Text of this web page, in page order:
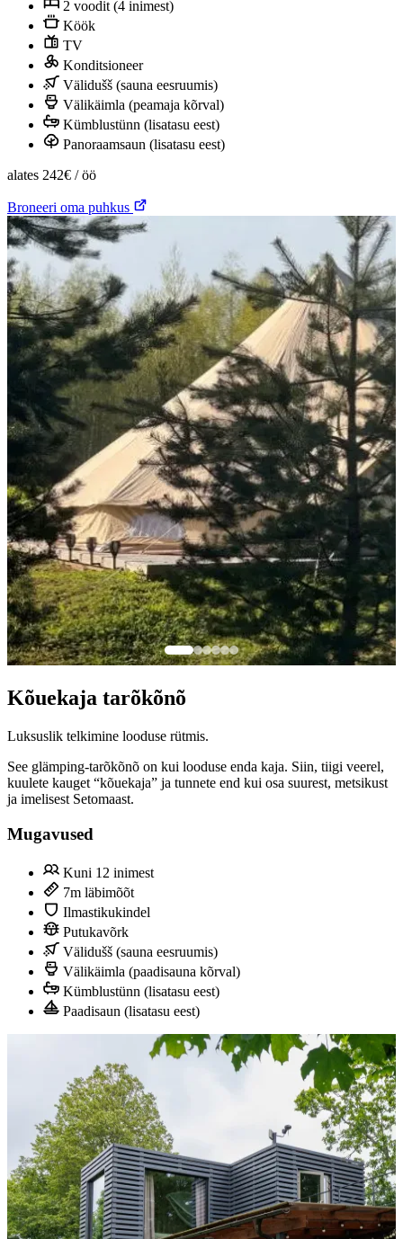
2 voodit (4 inimest)
Köök
TV
Konditsioneer
Välidušš (sauna eesruumis)
Välikäimla (peamaja kõrval)
Kümblustünn (lisatasu eest)
Panoraamsaun (lisatasu eest)
alates 242€ / öö
Broneeri oma puhkus
Kõuekaja tarõkõnõ
Luksuslik telkimine looduse rütmis.
See glämping-tarõkõnõ on kui looduse enda kaja. Siin, tiigi veerel,
kuulete kauget “kõuekaja” ja tunnete end kui osa suurest, metsikust
ja imelisest Setomaast.
Mugavused
Kuni 12 inimest
7m läbimõõt
Ilmastikukindel
Putukavõrk
Välidušš (sauna eesruumis)
Välikäimla (paadisauna kõrval)
Kümblustünn (lisatasu eest)
Paadisaun (lisatasu eest)